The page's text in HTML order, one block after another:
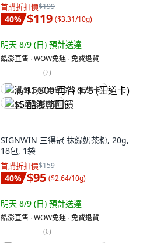
首購折扣價$199
40% $119 ($3.31/10g)
明天 8/9 (日) 預計送達
酷澎直售 ∙ WOW免運 ∙ 免費退貨
(7)
满 $1,500 再省 $75 (王道卡)
$5 酷澎幣回饋
SIGNWIN 三得冠 抹綠奶茶粉, 20g,
18包, 1袋
首購折扣價$159
40% $95 ($2.64/10g)
明天 8/9 (日) 預計送達
酷澎直售 ∙ WOW免運 ∙ 免費退貨
(6)